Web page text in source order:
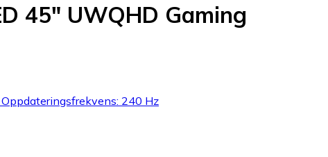
45" UWQHD Gaming
240 Hz